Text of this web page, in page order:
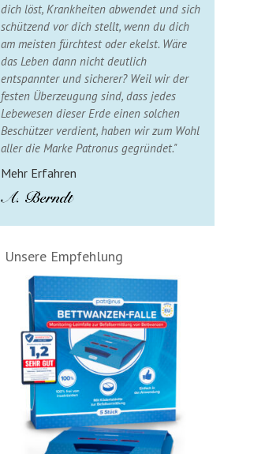
dich löst, Krankheiten abwendet und sich
schützend vor dich stellt, wenn du dich
am meisten fürchtest oder ekelst. Wäre
das Leben dann nicht deutlich
entspannter und sicherer? Weil wir der
festen Überzeugung sind, dass jedes
Lebewesen dieser Erde einen solchen
Beschützer verdient, haben wir zum Wohl
aller die Marke Patronus gegründet."
Mehr Erfahren
Unsere Empfehlung